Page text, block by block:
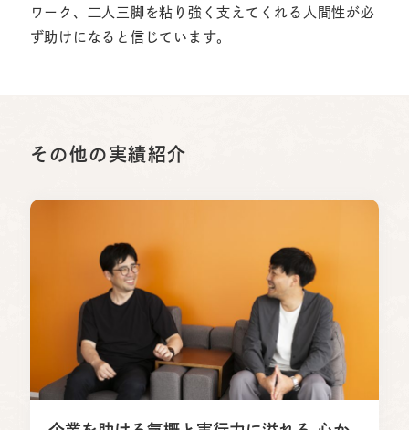
ワーク、二人三脚を粘り強く支えてくれる人間性が必
ず助けになると信じています。
その他の実績紹介